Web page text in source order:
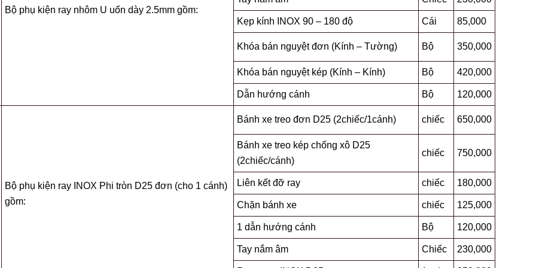
Bộ phụ kiện ray nhôm U uốn dày 2.5mm gồm:
Kẹp kính INOX 90 – 180 độ Cái 85,000
Khóa bán nguyệt đơn (Kính – Tường) Bộ 350,000
Khóa bán nguyệt kép (Kính – Kính) Bộ 420,000
Dẫn hướng cánh Bộ 120,000
Bộ phụ kiện ray INOX Phi tròn D25 đơn (cho 1 cánh)
gồm:
Bánh xe treo đơn D25 (2chiếc/1cánh) chiếc 650,000
Bánh xe treo kép chống xô D25
(2chiếc/cánh)
chiếc 750,000
Liên kết đỡ ray chiếc 180,000
Chặn bánh xe chiếc 125,000
1 dẫn hướng cánh Bộ 120,000
Tay nắm âm Chiếc 230,000